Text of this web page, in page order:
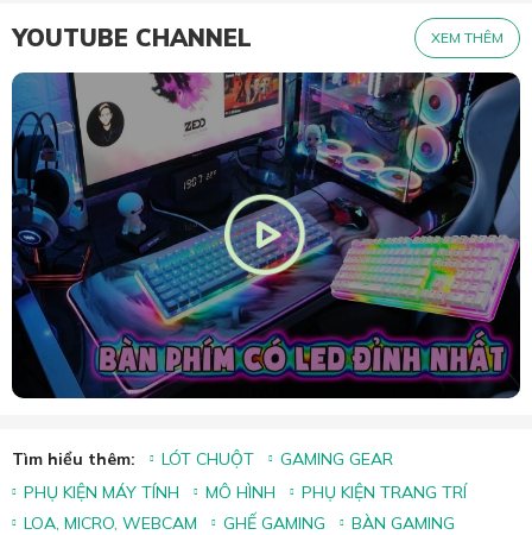
YOUTUBE CHANNEL XEM THÊM
Tìm hiểu thêm: LÓT CHUỘT
GAMING GEAR
PHỤ KIỆN MÁY TÍNH
MÔ HÌNH
PHỤ KIỆN TRANG TRÍ
LOA, MICRO, WEBCAM
GHẾ GAMING
BÀN GAMING